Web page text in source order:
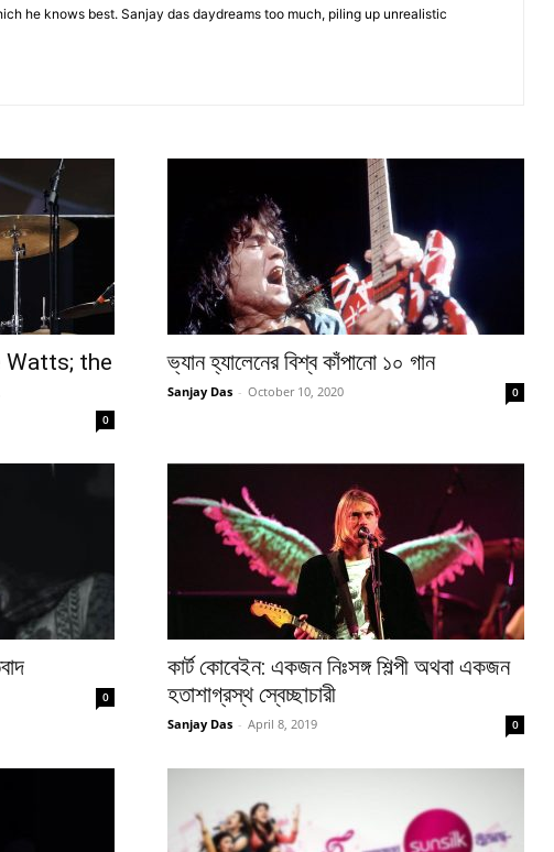
he knows best. Sanjay das daydreams too much, piling up unrealistic
Watts; the
0
ভ্যান হ্যালেনের বিশ্ব কাঁপানো ১০ গান
Sanjay Das - October 10, 2020 0
0
কার্ট কোবেইন: একজন নিঃসঙ্গ শিল্পী অথবা একজন
হতাশাগ্রস্থ স্বেচ্ছাচারী
Sanjay Das - April 8, 2019 0